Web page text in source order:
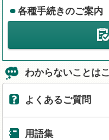
各種手続きのご案内
わからないことは
よくあるご質問
用語集